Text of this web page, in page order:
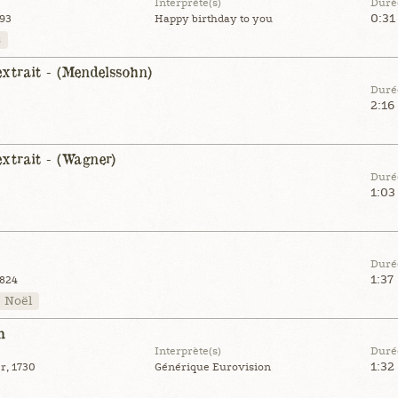
Interprète(s)
Happy birthday to you
0:31
- (Mendelssohn)
2:16
- (Wagner)
1:03
1:37
Noël
1730
Interprète(s)
Générique Eurovision
1:32